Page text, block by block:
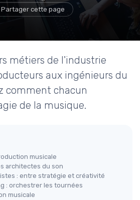
Partager cette page
métiers de l'industrie
aux ingénieurs du
comment chacun
de la musique.
musicale
architectes du son
: entre stratégie et créativité
: orchestrer les tournées
musicale